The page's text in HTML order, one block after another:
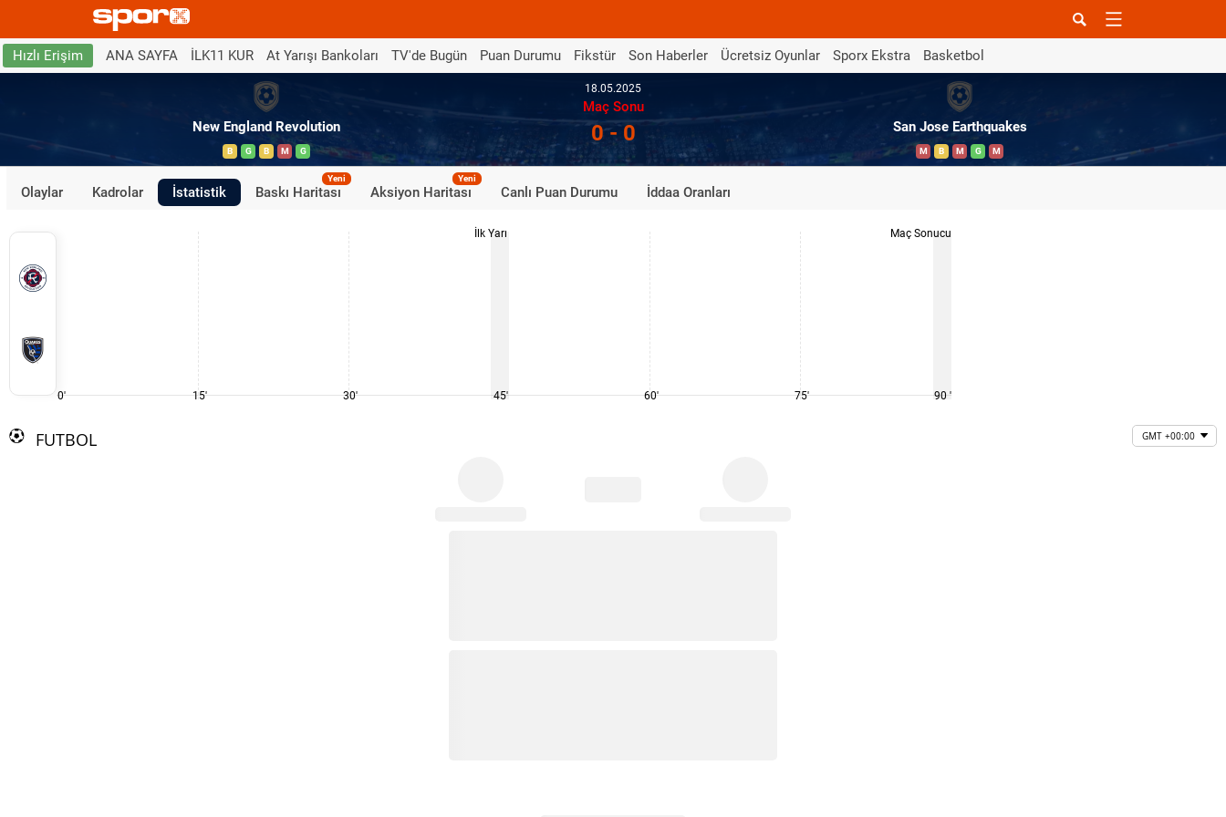
Hızlı Erişim ANA SAYFA İLK11 KUR At Yarışı Bankoları TV'de Bugün Puan Durumu Fikstür Son Haberler Ücretsiz Oyunlar Sporx Ekstra Basketbol
New England Revolution
B G B M G
18.05.2025
Maç Sonu
0 - 0 San Jose Earthquakes
M B M G M
Olaylar Kadrolar İstatistik Baskı Haritası
Yeni
Aksiyon Haritası
Yeni
Canlı Puan Durumu İddaa Oranları
0' 15' 30'
İlk Yarı
45' 60' 75'
Maç Sonucu
90 '
FUTBOL GMT +00:00